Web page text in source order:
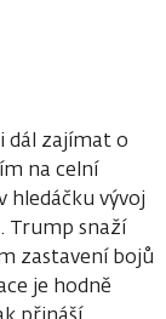
dál zajímat o
na celní
hledáčku vývoj
Trump snaží
zastavení bojů
je hodně